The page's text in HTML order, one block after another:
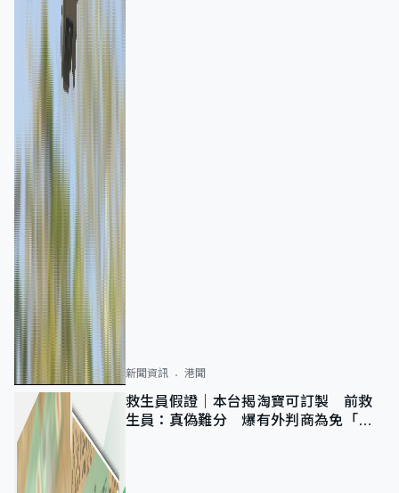
新聞資訊 港聞
救生員假證｜本台揭淘寶可訂製 前救
生員：真偽難分 爆有外判商為免「封